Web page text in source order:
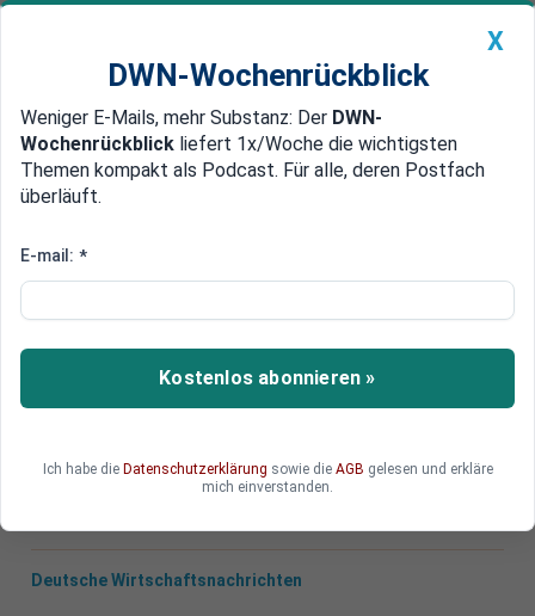
Newsticker MEIN DWN: Geldanlage Premium
Edelmetalle DWN-Magazin China
UBS: Reiche Kunden erwarten
Jahr
Laut einer aktuellen UBS-Umfrage unter
tausenden reichen Investoren erwarten die
Markteinbruch und haben entsprechend reagiert.
Deutsche Wirtschaftsnachrichten
X
DWN-Wochenrückblick
Weniger E-Mails, mehr Substanz: Der DWN-
Wochenrückblick liefert 1x/Woche die wichtigsten
Themen kompakt als Podcast. Für alle, deren Postfach
überläuft.
E-mail: *
Kostenlos abonnieren »
Ich habe die Datenschutzerklärung sowie die AGB gelesen und erkläre
mich einverstanden.